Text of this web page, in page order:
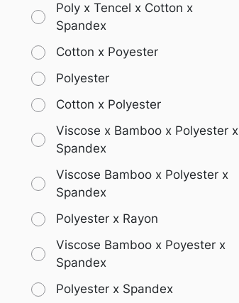
Poly x Tencel x Cotton x
Spandex
Cotton x Poyester
Polyester
Cotton x Polyester
Viscose x Bamboo x Polyester x
Spandex
Viscose Bamboo x Polyester x
Spandex
Polyester x Rayon
Viscose Bamboo x Poyester x
Spandex
Polyester x Spandex